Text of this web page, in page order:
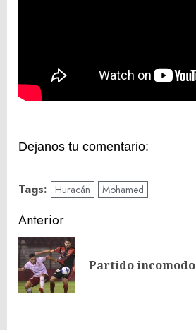
Dejanos tu comentario:
Tags: Huracán Mohamed
Navegación
de
entradas
Anterior
Partido incomodo